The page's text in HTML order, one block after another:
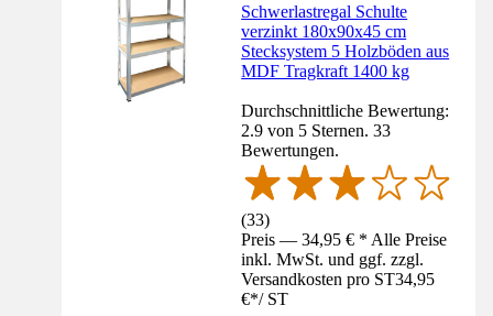
Schwerlastregal Schulte
verzinkt 180x90x45 cm
Stecksystem 5 Holzböden aus
MDF Tragkraft 1400 kg
Durchschnittliche Bewertung:
2.9 von 5 Sternen. 33
Bewertungen.
(33)
Preis — 34,95 € * Alle Preise
inkl. MwSt. und ggf. zzgl.
Versandkosten pro ST34,95
€*/ ST